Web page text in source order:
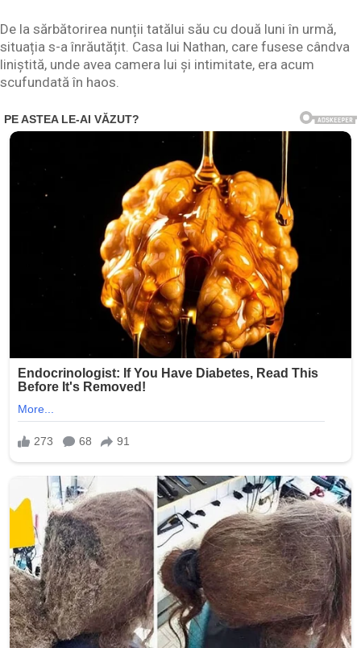
De la sărbătorirea nunții tatălui său cu două luni în urmă,
situația s-a înrăutățit. Casa lui Nathan, care fusese cândva
liniștită, unde avea camera lui și intimitate, era acum
scufundată în haos.